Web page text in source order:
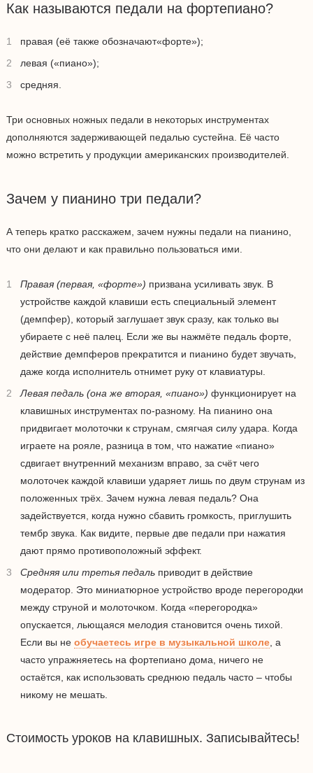
Как называются педали на фортепиано?
правая (её также обозначают«форте»);
левая («пиано»);
средняя.
Три основных ножных педали в некоторых инструментах
дополняются задерживающей педалью сустейна. Её часто
можно встретить у продукции американских производителей.
Зачем у пианино три педали?
А теперь кратко расскажем, зачем нужны педали на пианино,
что они делают и как правильно пользоваться ими.
Правая (первая, «форте») призвана усиливать звук. В
устройстве каждой клавиши есть специальный элемент
(демпфер), который заглушает звук сразу, как только вы
убираете с неё палец. Если же вы нажмёте педаль форте,
действие демпферов прекратится и пианино будет звучать,
даже когда исполнитель отнимет руку от клавиатуры.
Левая педаль (она же вторая, «пиано») функционирует на
клавишных инструментах по-разному. На пианино она
придвигает молоточки к струнам, смягчая силу удара. Когда
играете на рояле, разница в том, что нажатие «пиано»
сдвигает внутренний механизм вправо, за счёт чего
молоточек каждой клавиши ударяет лишь по двум струнам из
положенных трёх. Зачем нужна левая педаль? Она
задействуется, когда нужно сбавить громкость, приглушить
тембр звука. Как видите, первые две педали при нажатия
дают прямо противоположный эффект.
Средняя или третья педаль приводит в действие
модератор. Это миниатюрное устройство вроде перегородки
между струной и молоточком. Когда «перегородка»
опускается, льющаяся мелодия становится очень тихой.
Если вы не обучаетесь игре в музыкальной школе , а
часто упражняетесь на фортепиано дома, ничего не
остаётся, как использовать среднюю педаль часто – чтобы
никому не мешать.
Стоимость уроков на клавишных. Записывайтесь!